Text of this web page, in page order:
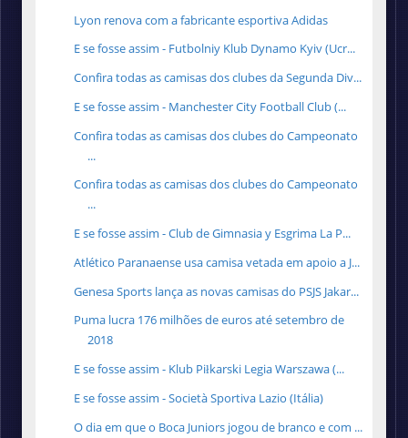
Lyon renova com a fabricante esportiva Adidas
E se fosse assim - Futbolniy Klub Dynamo Kyiv (Ucr...
Confira todas as camisas dos clubes da Segunda Div...
E se fosse assim - Manchester City Football Club (...
Confira todas as camisas dos clubes do Campeonato
...
Confira todas as camisas dos clubes do Campeonato
...
E se fosse assim - Club de Gimnasia y Esgrima La P...
Atlético Paranaense usa camisa vetada em apoio a J...
Genesa Sports lança as novas camisas do PSJS Jakar...
Puma lucra 176 milhões de euros até setembro de
2018
E se fosse assim - Klub Piłkarski Legia Warszawa (...
E se fosse assim - Società Sportiva Lazio (Itália)
O dia em que o Boca Juniors jogou de branco e com ...